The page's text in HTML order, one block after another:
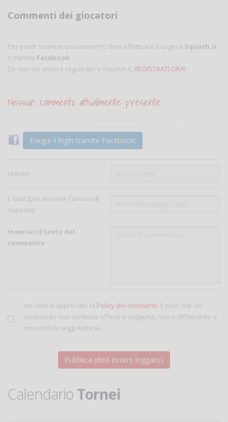
Commenti dei giocatori
Per poter scrivere un commento devi effettuare il Login a Squash.it
o tramite Facebook
Se non sei ancora registrato a Squash.it, REGISTRATI ORA!
Nessun commento attualmente presente
Esegui il login tramite Facebook!
Utente:
E-Mail (per ricevere l'avviso di
risposta)
Inserisci il testo del
commento
Ho letto e approvato la Policy dei commenti . Il post che sto
inserendo non contiene offese e volgarità, non è diffamante e
non viola le leggi italiane.
Calendario Tornei